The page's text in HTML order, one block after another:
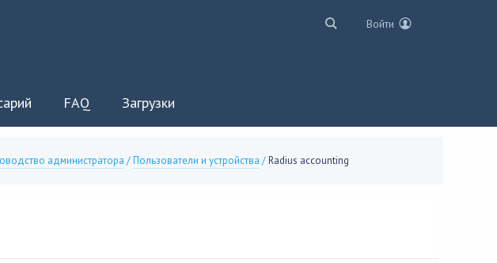
Войти
FAQ Загрузки
администратора /Пользователи и устройства /Radius accounting